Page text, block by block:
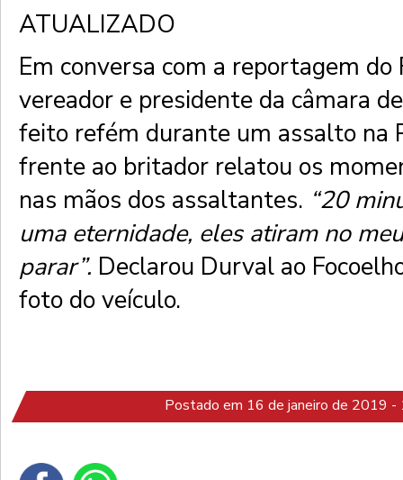
ATUALIZADO
Em conversa com a reportagem do
vereador e presidente da câmara
feito refém durante um assalto na
frente ao britador relatou os
nas mãos dos assaltantes. “20
uma eternidade, eles atiram no
parar”. Declarou Durval ao
foto do veículo.
Postado em 16 de janeiro de 2019 -